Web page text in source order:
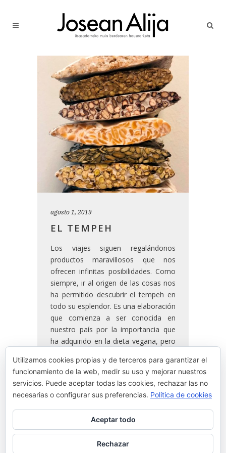
agosto 1, 2019
EL TEMPEH
Los viajes siguen regalándonos
productos maravillosos que nos
ofrecen infinitas posibilidades. Como
siempre, ir al origen de las cosas nos
ha permitido descubrir el tempeh en
todo su esplendor. Es una elaboración
que comienza a ser conocida en
nuestro país por la importancia que
ha adquirido en la dieta vegana, pero
se consume como un producto
básico en su dieta, ha sido toda una
experiencia.
READ MORE
Utilizamos cookies propias y de terceros para garantizar el
funcionamiento de la web, medir su uso y mejorar nuestros
servicios. Puede aceptar todas las cookies, rechazar las no
necesarias o configurar sus preferencias. Política de cookies
Aceptar todo
Rechazar